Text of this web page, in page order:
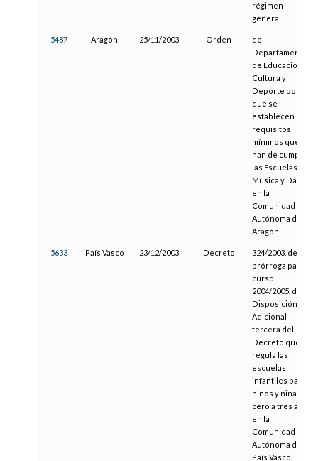
régimen
general
5487 Aragón 25/11/2003 Orden
del
Departamento
de Educación,
Cultura y
Deporte por la
que se
establecen los
requisitos
mínimos que
han de cumplir
las Escuelas de
Música y Danza
en la
Comunidad
Autónoma de
Aragón
5633 País Vasco 23/12/2003 Decreto
324/2003, de
prórroga para el
curso
2004/2005, de la
Disposición
Adicional
tercera del
Decreto que
regula las
escuelas
infantiles para
niños y niñas de
cero a tres años
en la
Comunidad
Autónoma del
País Vasco